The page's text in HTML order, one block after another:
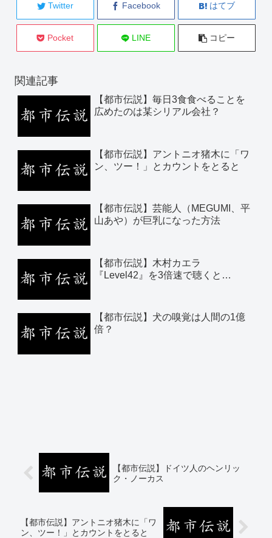
Twitter Facebook はてブ
Pocket LINE コピー
関連記事
【都市伝説】毎日3食食べることを
広めたのは某シリアル会社？
【都市伝説】アントニオ猪木に「ワ
ン、ツー！」とカウントをとると
【都市伝説】芸能人（MEGUMI、平
山あや）が巨乳になった方法
【都市伝説】木村カエラ
『Level42』を3倍速で聴くと…
【都市伝説】犬の嗅覚は人間の1億
倍？
【都市伝説】ドイツ人のヘンリッ
ク・ノーカス
【都市伝説】アントニオ猪木に「ワ
ン、ツー！」とカウントをとると